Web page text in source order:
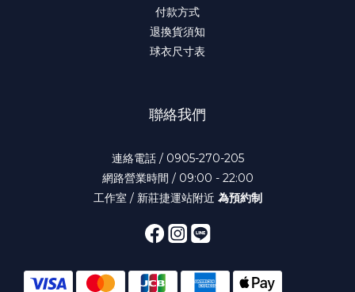
付款方式
退換貨須知
球衣尺寸表
聯絡我們
連絡電話 / 0905-270-205
網路營業時間 / 09:00 - 22:00
工作室 / 新莊捷運站附近 為預約制